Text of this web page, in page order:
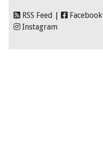
RSS Feed Facebook
Instagram